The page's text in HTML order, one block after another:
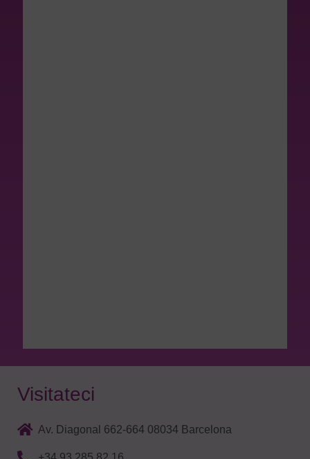
Visitateci
Av. Diagonal 662-664 08034 Barcelona